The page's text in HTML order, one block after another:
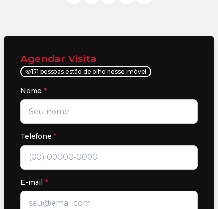
Agendar Visita
171 pessoas estão de olho nesse imóvel
Nome *
Telefone *
E-mail *